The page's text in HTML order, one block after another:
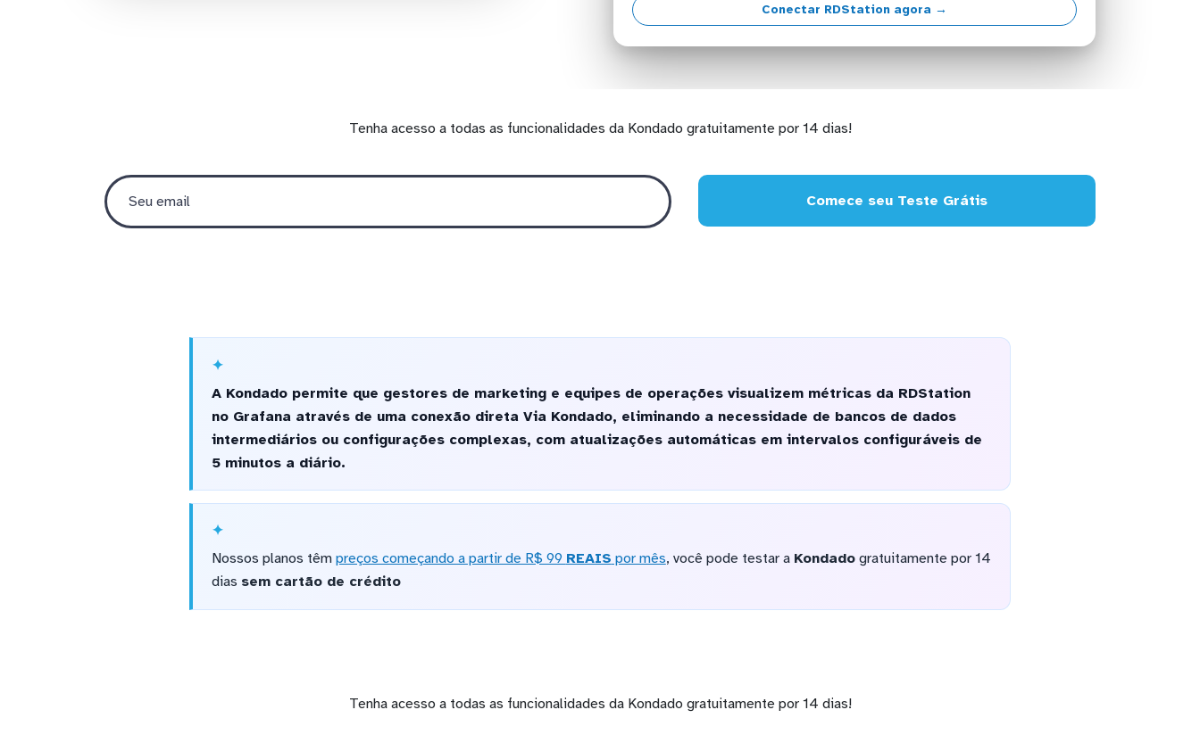
Conectar RDStation agora →
Tenha acesso a todas as funcionalidades da Kondado gratuitamente por 14 dias!
Comece seu Teste Grátis
A Kondado permite que gestores de marketing e equipes de operações visualizem métricas da RDStation
no Grafana através de uma conexão direta Via Kondado, eliminando a necessidade de bancos de dados
intermediários ou configurações complexas, com atualizações automáticas em intervalos configuráveis de
5 minutos a diário.
Nossos planos têm preços começando a partir de R$ 99 REAIS por mês, você pode testar a Kondadogratuitamente por 14
dias sem cartão de crédito
Tenha acesso a todas as funcionalidades da Kondado gratuitamente por 14 dias!